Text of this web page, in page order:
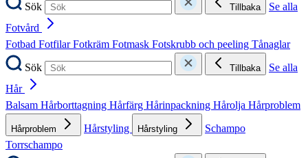
Sök
Tillbaka
Se alla
Fotvård
Fotbad FotfilarFotkräm Fotmask Fotskrubb och peeling Tånaglar
Sök
Tillbaka
Se alla
Hår
Balsam Hårborttagning Hårfärg Hårinpackning Hårolja Hårproblem
Hårproblem Hårstyling Hårstyling
Schampo
Torrschampo